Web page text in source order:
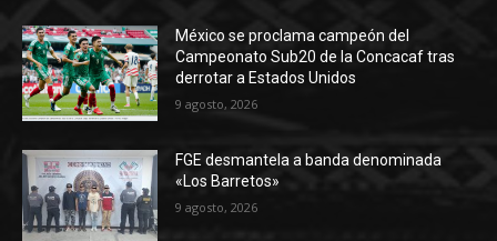
México se proclama campeón del
Campeonato Sub20 de la Concacaf tras
derrotar a Estados Unidos
9 agosto, 2026
FGE desmantela a banda denominada
«Los Barretos»
9 agosto, 2026